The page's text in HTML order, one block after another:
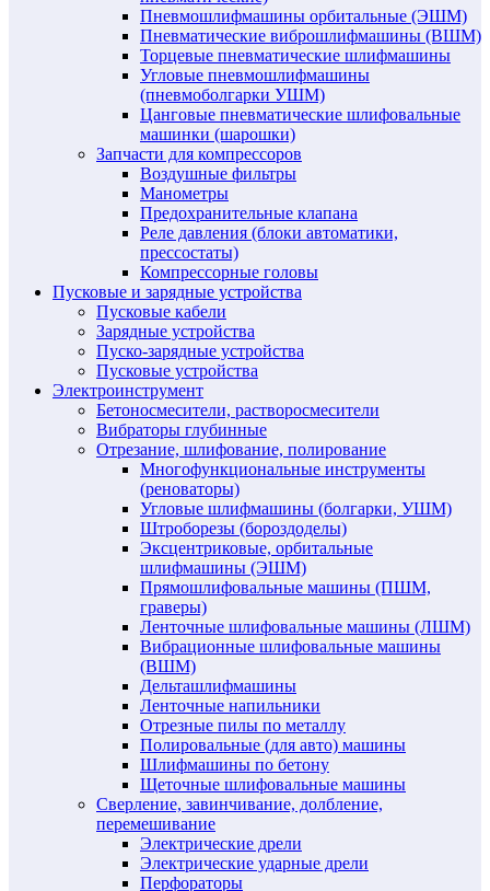
Пневмошлифмашины орбитальные (ЭШМ)
Пневматические виброшлифмашины (ВШМ)
Торцевые пневматические шлифмашины
Угловые пневмошлифмашины
(пневмоболгарки УШМ)
Цанговые пневматические шлифовальные
машинки (шарошки)
Запчасти для компрессоров
Воздушные фильтры
Манометры
Предохранительные клапана
Реле давления (блоки автоматики,
прессостаты)
Компрессорные головы
Пусковые и зарядные устройства
Пусковые кабели
Зарядные устройства
Пуско-зарядные устройства
Пусковые устройства
Электроинструмент
Бетоносмесители, растворосмесители
Вибраторы глубинные
Отрезание, шлифование, полирование
Многофункциональные инструменты
(реноваторы)
Угловые шлифмашины (болгарки, УШМ)
Штроборезы (бороздоделы)
Эксцентриковые, орбитальные
шлифмашины (ЭШМ)
Прямошлифовальные машины (ПШМ,
граверы)
Ленточные шлифовальные машины (ЛШМ)
Вибрационные шлифовальные машины
(ВШМ)
Дельташлифмашины
Ленточные напильники
Отрезные пилы по металлу
Полировальные (для авто) машины
Шлифмашины по бетону
Щеточные шлифовальные машины
Сверление, завинчивание, долбление,
перемешивание
Электрические дрели
Электрические ударные дрели
Перфораторы